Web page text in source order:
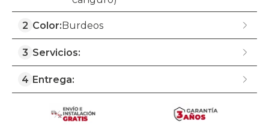
2 Color: Burdeos
3 Servicios:
4 Entrega: